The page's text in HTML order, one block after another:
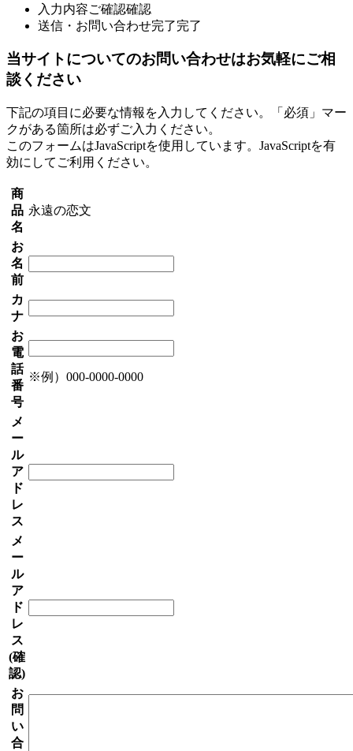
入力内容ご確認確認
送信・お問い合わせ完了完了
当サイトについてのお問い合わせはお気軽にご相
談ください
下記の項目に必要な情報を入力してください。「必須」マー
クがある箇所は必ずご入力ください。
このフォームはJavaScriptを使用しています。JavaScriptを有
効にしてご利用ください。
商
品
名
永遠の恋文
お
名
前
カ
ナ
お
電
話
番
号
※例）000-0000-0000
メ
ー
ル
ア
ド
レ
ス
メ
ー
ル
ア
ド
レ
ス
(確
認)
お
問
い
合